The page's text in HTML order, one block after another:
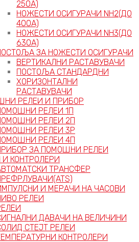
250А)
НОЖЕСТИ ОСИГУРАЧИ NH2(ДО
400А)
НОЖЕСТИ ОСИГУРАЧИ NH3(ДО
630А)
ЗА НОЖЕСТИ ОСИГУРАЧИ
ВЕРТИКАЛНИ РАСТАВУВАЧИ
ПОСТОЉА СТАНДАРДНИ
ХОРИЗОНТАЛНИ
РАСТАВУВАЧИ
РЕЛЕИ И ПРИБОР
РЕЛЕИ 1П
РЕЛЕИ 2П
РЕЛЕИ 3P
РЕЛЕИ 4П
ЗА ПОМОШНИ РЕЛЕИ
И КОНТРОЛЕРИ
ТРАНСФЕР
И МЕРАЧИ НА ЧАСОВИ
РЕЛЕИ
ДАВАЧИ НА ВЕЛИЧИНИ
СТЕЈТ РЕЛЕИ
КОНТРОЛЕРИ